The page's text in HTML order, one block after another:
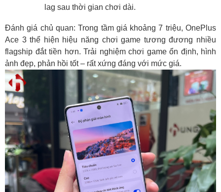
lag sau thời gian chơi dài.
Đánh giá chủ quan: Trong tầm giá khoảng 7 triệu, OnePlus
Ace 3 thể hiện hiệu năng chơi game tương đương nhiều
flagship đắt tiền hơn. Trải nghiệm chơi game ổn định, hình
ảnh đẹp, phản hồi tốt – rất xứng đáng với mức giá.